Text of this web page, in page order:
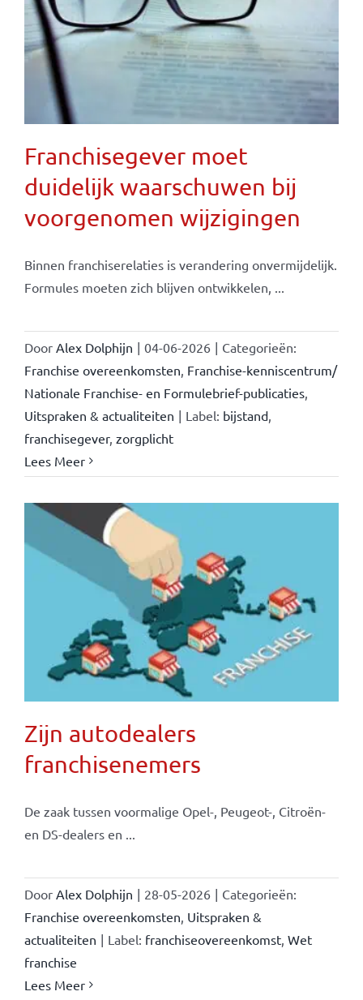
Franchisegever moet
duidelijk waarschuwen bij
voorgenomen wijzigingen
Binnen franchiserelaties is verandering onvermijdelijk.
Formules moeten zich blijven ontwikkelen, ...
Door Alex Dolphijn | 04-06-2026 | Categorieën:
Franchise overeenkomsten Franchise-kenniscentrum/
Nationale Franchise- en Formulebrief-publicaties,
Uitspraken & actualiteiten | Label: bijstand,
franchisegever, zorgplicht
Lees Meer
Zijn autodealers
franchisenemers
De zaak tussen voormalige Opel-, Peugeot-, Citroën-
en DS-dealers en ...
Door Alex Dolphijn | 28-05-2026 | Categorieën:
Franchise overeenkomsten Uitspraken &
actualiteiten | Label: franchiseovereenkomst, Wet
franchise
Lees Meer